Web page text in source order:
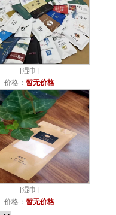
[湿巾]
价格： 暂无价格
[湿巾]
价格： 暂无价格